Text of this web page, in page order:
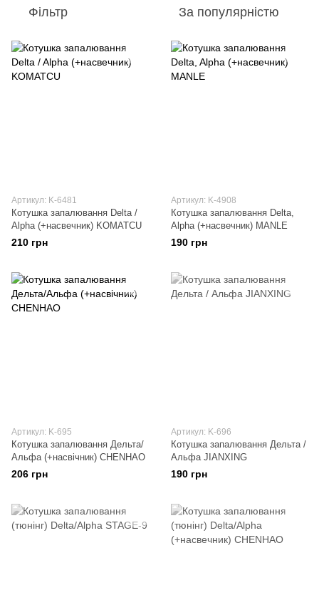
Фільтр За популярністю
Артикул: K-6481
Котушка запалювання Delta /
Alpha (+насвечник) KOMATCU
210 грн
Артикул: K-4908
Котушка запалювання Delta,
Alpha (+насвечник) MANLE
190 грн
Артикул: K-695
Котушка запалювання Дельта/
Альфа (+насвічник) CHENHAO
206 грн
Артикул: K-696
Котушка запалювання Дельта /
Альфа JIANXING
190 грн